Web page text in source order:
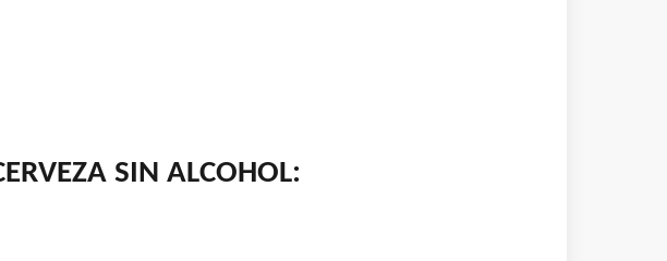
SIN ALCOHOL: